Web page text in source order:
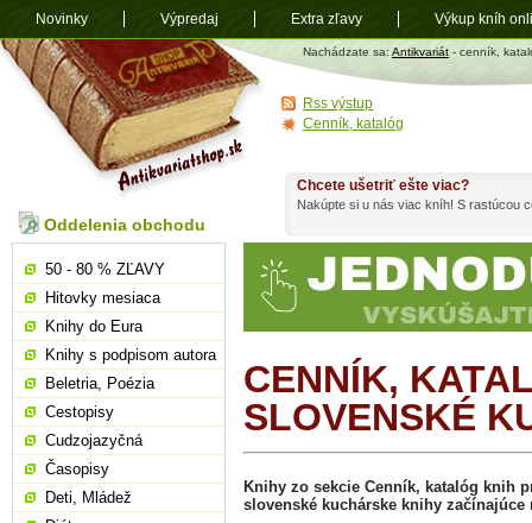
Antikvariát
shop.sk
Nachádzate sa: Antikvariát - cenník,
CENNÍK,
SLOVENSKÉ
Knihy zo sekcie Cenník, katalóg knih
slovenské kuchárske knihy začínajúce
Chcete ušetriť ešte viac?
Nakúpte si u nás viac kníh! S rastúcou
Oddelenia obchodu
50 - 80 % ZĽAVY
Hitovky mesiaca
Knihy do Eura
Knihy s podpisom autora
Beletria, Poézia
Cestopisy
Cudzojazyčná
Časopisy
Deti, Mládež
Rss výstup
Cenník, katalóg
Novinky Výpredaj Extra zľavy Výkup kníh